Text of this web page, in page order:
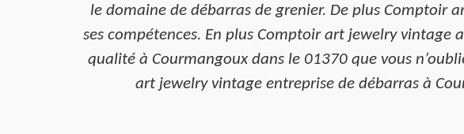
le domaine de débarras de grenier. De plus Comptoir
ses compétences. En plus Comptoir art jewelry
qualité à Courmangoux dans le 01370 que vous
art jewelry vintage entreprise de débarras à